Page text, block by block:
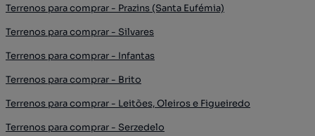
Terrenos para comprar - Prazins (Santa Eufémia)
Terrenos para comprar - Silvares
Terrenos para comprar - Infantas
Terrenos para comprar - Brito
Terrenos para comprar - Leitões, Oleiros e Figueiredo
Terrenos para comprar - Serzedelo